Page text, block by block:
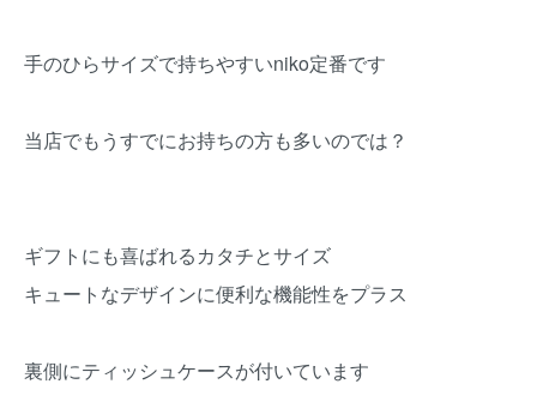
手のひらサイズで持ちやすいniko定番です
当店でもうすでにお持ちの方も多いのでは？
ギフトにも喜ばれるカタチとサイズ
キュートなデザインに便利な機能性をプラス
裏側にティッシュケースが付いています